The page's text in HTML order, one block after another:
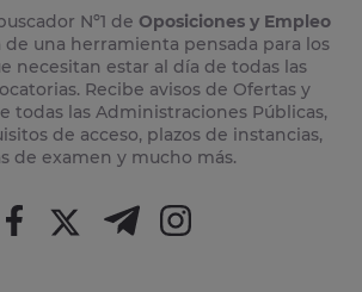
Nº1 de Oposiciones y Empleo
de una herramienta pensada para los
necesitan estar al día de todas las
Recibe avisos de Ofertas y
todas las Administraciones Públicas,
de acceso, plazos de instancias,
de examen y mucho más.